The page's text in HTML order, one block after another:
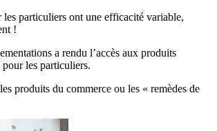
les particuliers ont une efficacité variable,
!
a rendu l’accès aux produits
les particuliers.
produits du commerce ou les « remèdes de